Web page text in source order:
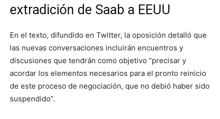
extradición de Saab a EEUU
En el texto, difundido en Twitter, la oposición detalló que
las nuevas conversaciones incluirán encuentros y
discusiones que tendrán como objetivo “precisar y
acordar los elementos necesarios para el pronto reinicio
de este proceso de negociación, que no debió haber sido
suspendido”.